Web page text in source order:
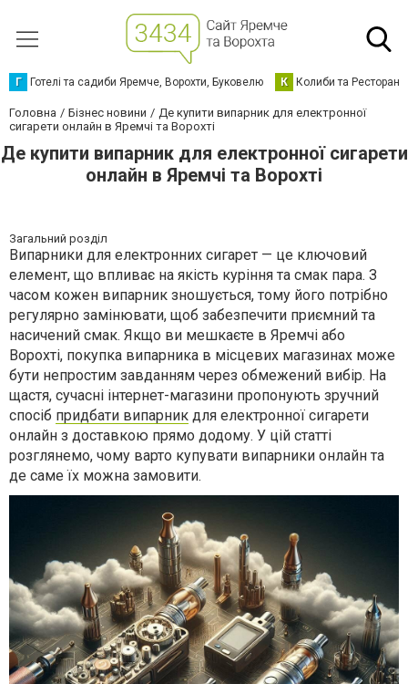
Г Готелі та садиби Яремче, Ворохти, Буковелю К Колиби та Ресторани
Головна Бізнес новини
Де купити випарник для електронної
сигарети онлайн в Яремчі та Ворохті
Де купити випарник для електронної сигарети
онлайн в Яремчі та Ворохті
Загальний розділ
Випарники для електронних сигарет — це ключовий
елемент, що впливає на якість куріння та смак пара. З
часом кожен випарник зношується, тому його потрібно
регулярно замінювати, щоб забезпечити приємний та
насичений смак. Якщо ви мешкаєте в Яремчі або
Ворохті, покупка випарника в місцевих магазинах може
бути непростим завданням через обмежений вибір. На
щастя, сучасні інтернет-магазини пропонують зручний
спосіб придбати випарник для електронної сигарети
онлайн з доставкою прямо додому. У цій статті
розглянемо, чому варто купувати випарники онлайн та
де саме їх можна замовити.